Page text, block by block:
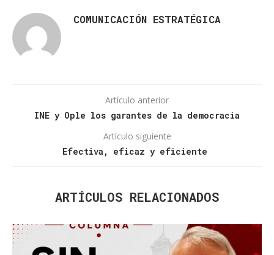
COMUNICACIÓN ESTRATÉGICA
Artículo anterior
INE y Ople los garantes de la democracia
Artículo siguiente
Efectiva, eficaz y eficiente
ARTÍCULOS RELACIONADOS